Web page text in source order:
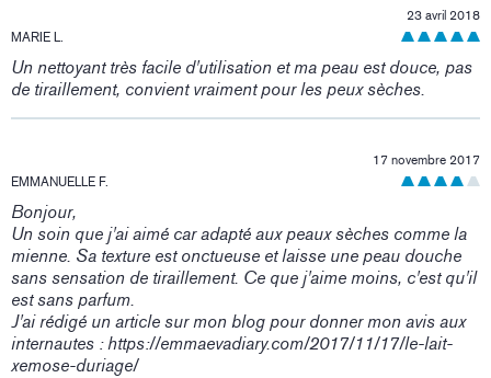
MARIE L.
23 avril 2018
Un nettoyant très facile d'utilisation et ma peau est douce, pas
de tiraillement, convient vraiment pour les peux sèches.
EMMANUELLE F.
17 novembre 2017
Bonjour,
Un soin que j'ai aimé car adapté aux peaux sèches comme la
mienne. Sa texture est onctueuse et laisse une peau douche
sans sensation de tiraillement. Ce que j'aime moins, c'est qu'il
est sans parfum.
J'ai rédigé un article sur mon blog pour donner mon avis aux
internautes : https://emmaevadiary.com/2017/11/17/le-lait-
xemose-duriage/